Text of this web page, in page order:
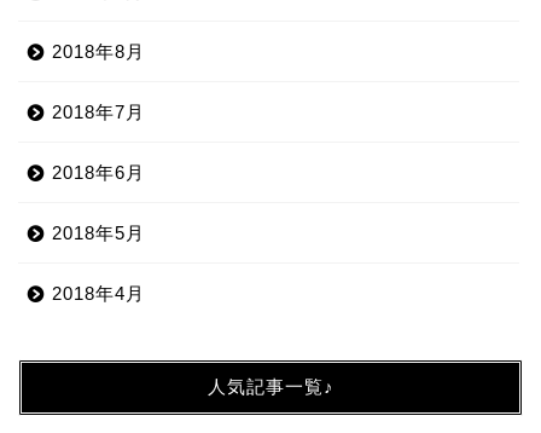
2018年8月
2018年7月
2018年6月
2018年5月
2018年4月
人気記事一覧♪